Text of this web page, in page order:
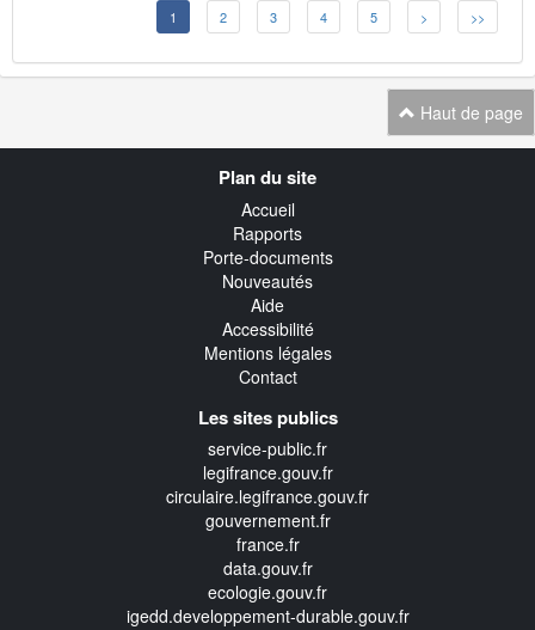
1 2 3 4 5 > >>
Haut de page
Plan du site
Accueil
Rapports
Porte-documents
Nouveautés
Aide
Accessibilité
Mentions légales
Contact
Les sites publics
service-public.fr
legifrance.gouv.fr
circulaire.legifrance.gouv.fr
gouvernement.fr
france.fr
data.gouv.fr
ecologie.gouv.fr
igedd.developpement-durable.gouv.fr